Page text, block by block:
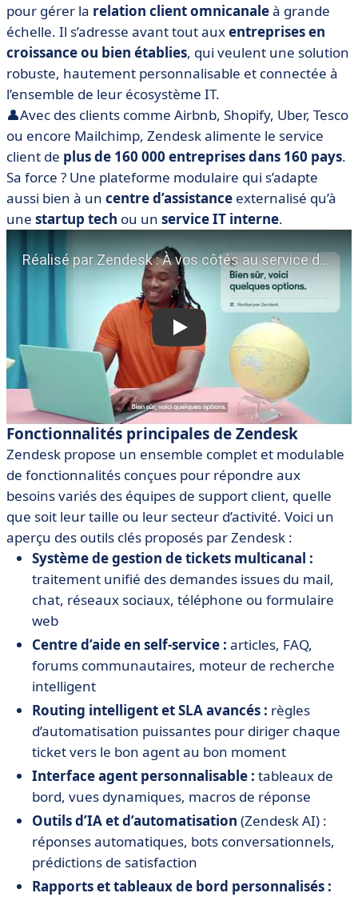
pour gérer la relation client omnicanaleà grande
échelle. Il s’adresse avant tout auxentreprises en
croissanceou bien établies, qui veulent une solution
robuste, hautement personnalisable et connectée à
l’ensemble de leur écosystème IT.
👤Avec des clients comme Airbnb, Shopify, Uber, Tesco
ou encore Mailchimp, Zendesk alimente le service
client de plus de 160 000 entreprises dans 160 pays.
Sa force ? Une plateforme modulaire qui s’adapte
aussi bien à un centre d’assistance externalisé qu’à
une startup tech ou un service IT interne.
Fonctionnalités principales de Zendesk
Zendesk propose un ensemble complet et modulable
de fonctionnalités conçues pour répondre aux
besoins variés des équipes de support client, quelle
que soit leur taille ou leur secteur d’activité. Voici un
aperçu des outils clés proposés par Zendesk :
Système de gestion de tickets multicanal :
traitement unifié des demandes issues du mail,
chat, réseaux sociaux, téléphone ou formulaire
web
Centre d’aide en self-service : articles, FAQ,
forums communautaires, moteur de recherche
intelligent
Routing intelligent et SLA avancés : règles
d’automatisation puissantes pour diriger chaque
ticket vers le bon agent au bon moment
Interface agent personnalisable : tableaux de
bord, vues dynamiques, macros de réponse
Outils d’IA et d’automatisation (Zendesk AI) :
réponses automatiques, bots conversationnels,
prédictions de satisfaction
Rapports et tableaux de bord personnalisés :